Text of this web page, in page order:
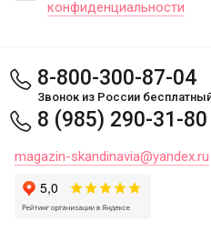
конфиденциальности
8-800-300-87-04
Звонок из России
8 (985) 290-31-80
magazin-skandinavia@yandex.ru